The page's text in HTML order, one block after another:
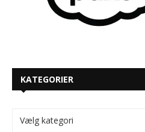
KATEGORIER